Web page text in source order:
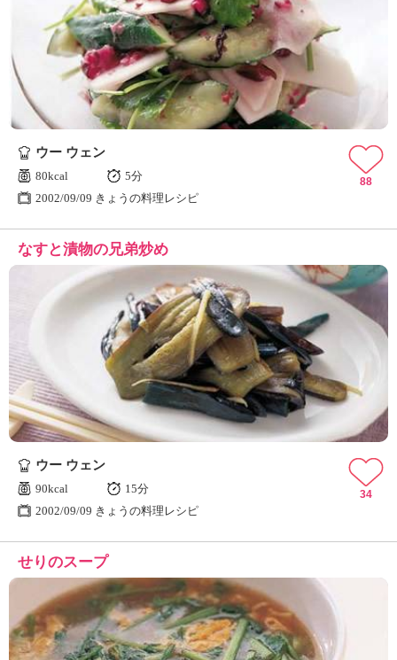
ウー ウェン
80kcal
5分
2002/09/09 きょうの料理レシピ
88
なすと漬物の兄弟炒め
ウー ウェン
90kcal
15分
2002/09/09 きょうの料理レシピ
34
せりのスープ